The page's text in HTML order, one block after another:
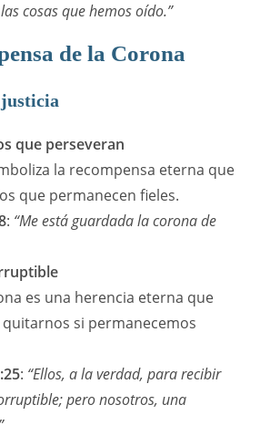
cosas que hemos oído.”
de la Corona
que perseveran
la recompensa eterna que
que permanecen fieles.
: “Me está guardada la corona de
es una herencia eterna que
si permanecemos
: “Ellos, a la verdad, para recibir
pero nosotros, una